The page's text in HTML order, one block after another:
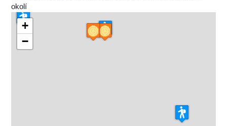
okolí
+
−